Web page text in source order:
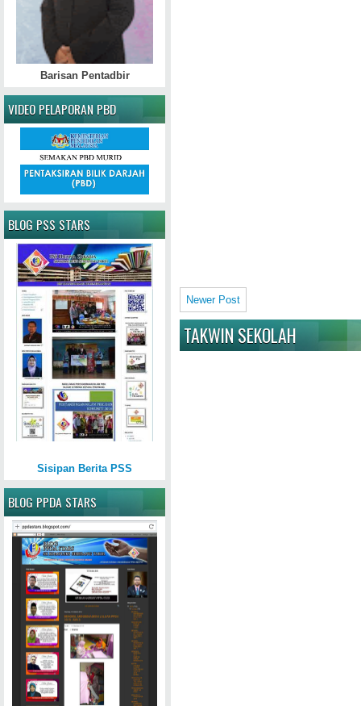
Newer Post
TAKWIN SEKOLAH
Barisan Pentadbir
VIDEO PELAPORAN PBD
BLOG PSS STARS
Sisipan Berita PSS
BLOG PPDA STARS